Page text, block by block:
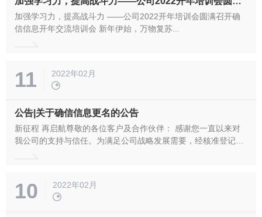
加强学习力，提高战斗力 ——公司2022开年培训会圆满召开确
信信息开年交流培训会 新年伊始，万物复苏...
11 2022年02月
公告|关于确信信息更名的公告
新征程 再启航尊敬的各位客户及合作伙伴： 感谢您一直以来对
我公司的支持与信任。为满足公司战略发展需要，经核准登记，
公司名称由“山东确信信息产业股份有限公司”变更为“确信信息股
的各...
10 2022年02月